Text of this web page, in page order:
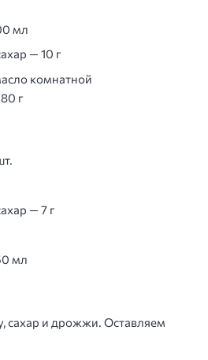
мл
— 10 г
комнатной
г
— 7 г
мл
сахар и дрожжи. Оставляем